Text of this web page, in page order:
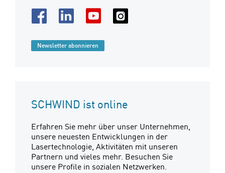
Newsletter abonnieren
SCHWIND ist online
Erfahren Sie mehr über unser Unternehmen,
unsere neuesten Entwicklungen in der
Lasertechnologie, Aktivitäten mit unseren
Partnern und vieles mehr. Besuchen Sie
unsere Profile in sozialen Netzwerken.